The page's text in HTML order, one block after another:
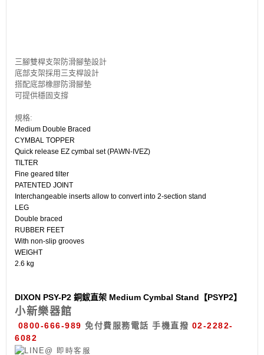
三腳雙桿支架防滑腳墊設計
底部支架採用三支桿設計
搭配底部橡膠防滑腳墊
可提供穩固支撐
規格:
Medium Double Braced
CYMBAL TOPPER
Quick release EZ cymbal set (PAWN-IVEZ)
TILTER
Fine geared tilter
PATENTED JOINT
Interchangeable inserts allow to convert into 2-section stand
LEG
Double braced
RUBBER FEET
With non-slip grooves
WEIGHT
2.6 kg
DIXON PSY-P2 銅鈸直架 Medium Cymbal Stand【PSYP2】
小新樂器館
0800-666-989 免付費服務電話 手機直撥 02-2282-
6082